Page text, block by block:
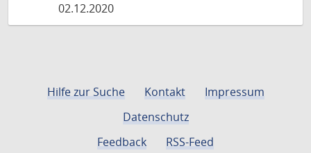
02.12.2020
Hilfe zur Suche Kontakt
Impressum
Datenschutz
Feedback
RSS-Feed